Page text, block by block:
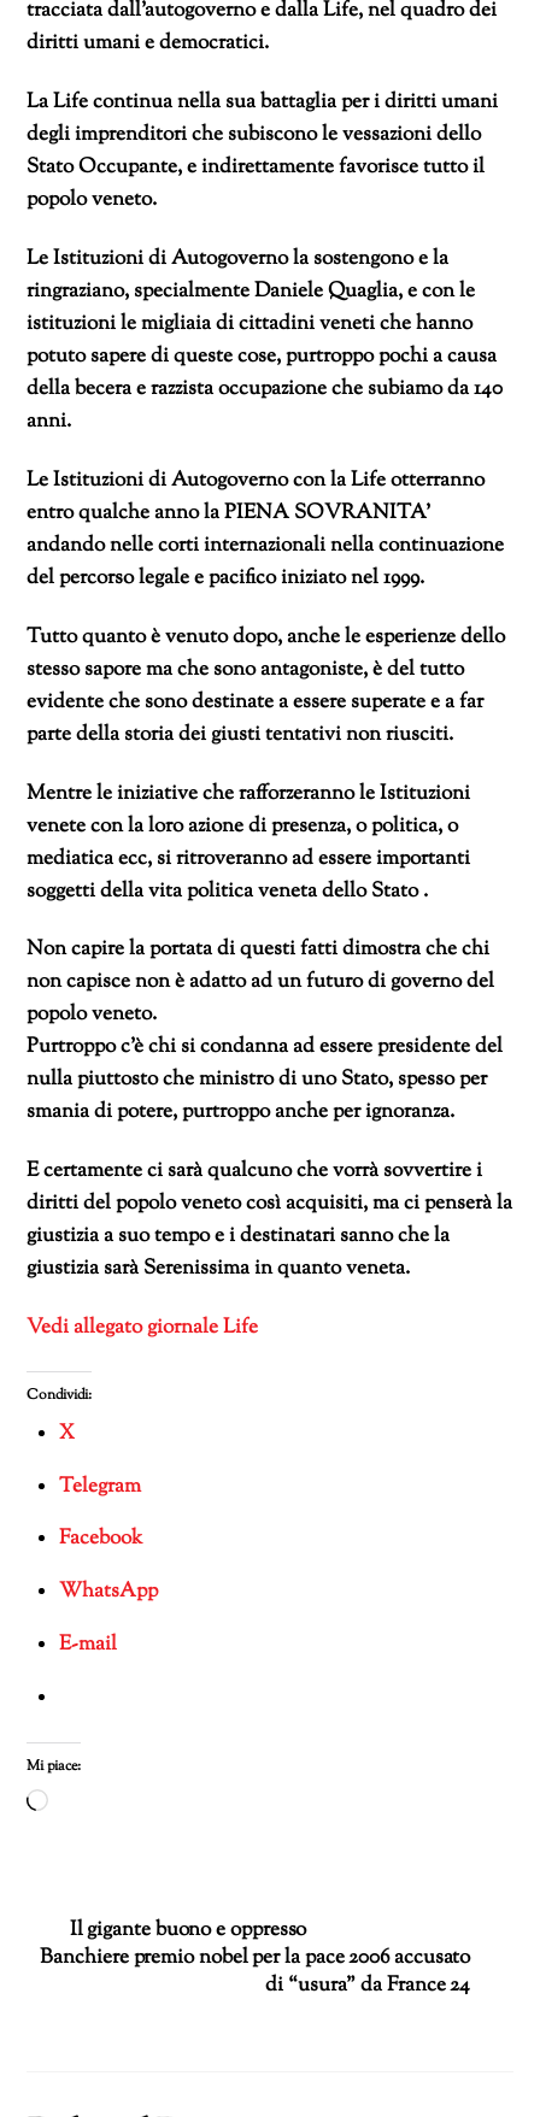
tracciata dall’autogoverno e dalla Life, nel quadro dei
diritti umani e democratici.
La Life continua nella sua battaglia per i diritti umani
degli imprenditori che subiscono le vessazioni dello
Stato Occupante, e indirettamente favorisce tutto il
popolo veneto.
Le Istituzioni di Autogoverno la sostengono e la
ringraziano, specialmente Daniele Quaglia, e con le
istituzioni le migliaia di cittadini veneti che hanno
potuto sapere di queste cose, purtroppo pochi a causa
della becera e razzista occupazione che subiamo da 140
anni.
Le Istituzioni di Autogoverno con la Life otterranno
entro qualche anno la PIENA SOVRANITA’
andando nelle corti internazionali nella continuazione
del percorso legale e pacifico iniziato nel 1999.
Tutto quanto è venuto dopo, anche le esperienze dello
stesso sapore ma che sono antagoniste, è del tutto
evidente che sono destinate a essere superate e a far
parte della storia dei giusti tentativi non riusciti.
Mentre le iniziative che rafforzeranno le Istituzioni
venete con la loro azione di presenza, o politica, o
mediatica ecc, si ritroveranno ad essere importanti
soggetti della vita politica veneta dello Stato .
Non capire la portata di questi fatti dimostra che chi
non capisce non è adatto ad un futuro di governo del
popolo veneto.
Purtroppo c’è chi si condanna ad essere presidente del
nulla piuttosto che ministro di uno Stato, spesso per
smania di potere, purtroppo anche per ignoranza.
E certamente ci sarà qualcuno che vorrà sovvertire i
diritti del popolo veneto così acquisiti, ma ci penserà la
giustizia a suo tempo e i destinatari sanno che la
giustizia sarà Serenissima in quanto veneta.
Vedi allegato giornale Life
Condividi:
X
Telegram
Facebook
WhatsApp
E-mail
Mi piace:
Caricamento
Il gigante buono e oppresso
Banchiere premio nobel per la pace 2006 accusato
di “usura” da France 24